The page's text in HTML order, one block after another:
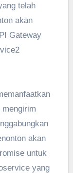
telah
akan
Gateway
akan
untuk
yang